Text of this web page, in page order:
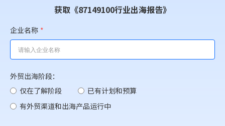
获取《87149100行业出海报告》
企业名称 *
外贸出海阶段：
仅在了解阶段
已有计划和预算
有外贸渠道和出海产品运行中